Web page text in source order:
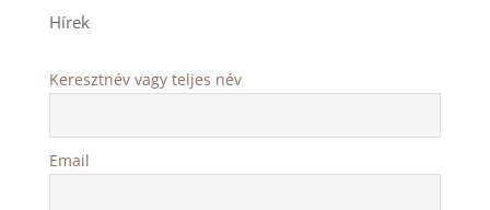
Hírek
Keresztnév vagy teljes név
Email